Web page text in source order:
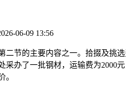
06-09 13:56
的主要内容之一。拾掇及挑
办了一批钢材，运输费为2000
。